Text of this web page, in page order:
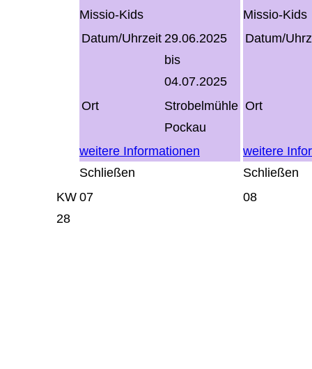
Missio-Kids
Datum/Uhrzeit 29.06.2025
bis
04.07.2025
Ort
Strobelmühle
Pockau
weitere Informationen
Schließen
Missio-Kids
Datum/
Ort
weitere
Schließen
KW
28
07 08